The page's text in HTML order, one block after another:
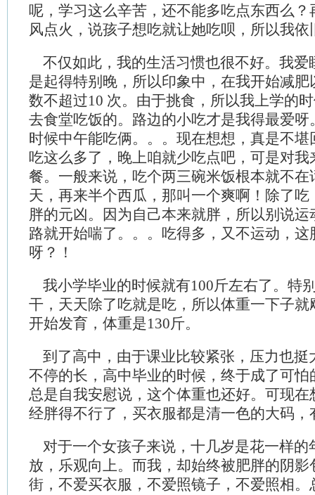
呢，学习这么辛苦，还不能多吃点东西么
风点火，说孩子想吃就让她吃呗，所以我
不仅如此，我的生活习惯也很不好。我爱
是起得特别晚，所以印象中，在我开始减
数不超过10 次。由于挑食，所以我上学的
去食堂吃饭的。路边的小吃才是我得最爱
时候中午能吃俩。。。现在想想，真是不
吃这么多了，晚上咱就少吃点吧，可是对
餐。一般来说，吃个两三碗米饭根本就不在
天，再来半个西瓜，那叫一个爽啊！除了
胖的元凶。因为自己本来就胖，所以别说
路就开始喘了。。。吃得多，又不运动，这
呀？！
我小学毕业的时候就有100斤左右了。特
干，天天除了吃就是吃，所以体重一下子就
开始发育，体重是130斤。
到了高中，由于课业比较紧张，压力也挺
不停的长，高中毕业的时候，终于成了可怕
总是自我安慰说，这个体重也还好。可现
经胖得不行了，买衣服都是清一色的大码，
对于一个女孩子来说，十几岁是花一样的
放，乐观向上。而我，却始终被肥胖的阴影
街，不爱买衣服，不爱照镜子，不爱照相